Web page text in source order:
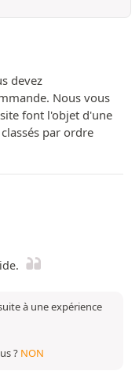
devez
Nous vous
font l'objet d'une
par ordre
à une expérience
? NON